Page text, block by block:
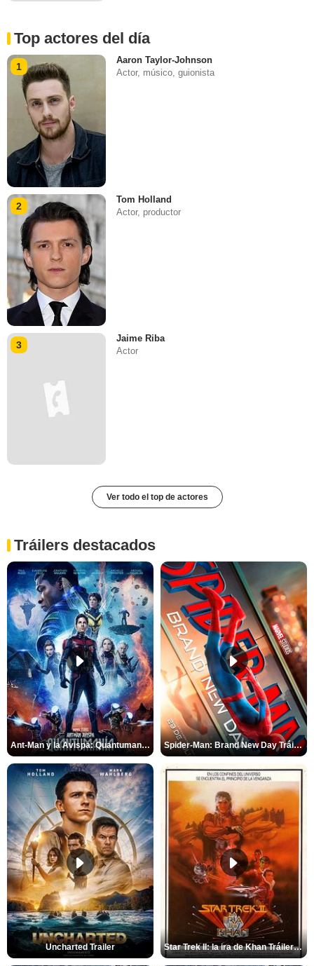
Top actores del día
1
Aaron Taylor-Johnson
Actor, músico, guionista
2
Tom Holland
Actor, productor
3
Jaime Riba
Actor
Ver todo el top de actores
Tráilers destacados
Ant-Man y la Avispa: Quantumanía Tráiler (2) Spider-Man: Brand New Day Tráiler (3)
Uncharted Trailer Star Trek II: la ira de Khan Tráiler VO